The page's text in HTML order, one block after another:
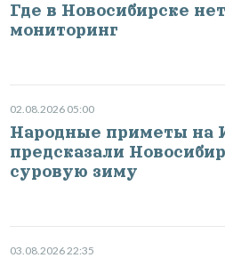
Где в Новосибирске
мониторинг
02.08.2026 05:00
Народные приметы на
предсказали
суровую зиму
03.08.2026 22:35